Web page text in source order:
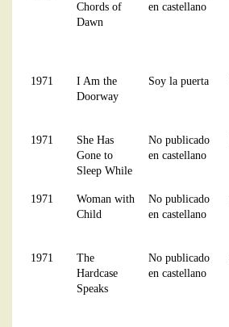
Chords of
Dawn
en castellano
1971
I Am the
Doorway
Soy la puerta
1971
She Has
Gone to
Sleep While
No publicado
en castellano
1971
Woman with
Child
No publicado
en castellano
1971
The
Hardcase
Speaks
No publicado
en castellano